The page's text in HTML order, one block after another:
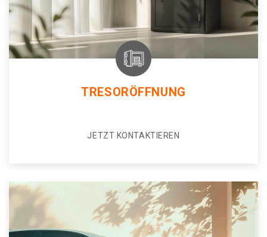
TRESORÖFFNUNG
JETZT KONTAKTIEREN